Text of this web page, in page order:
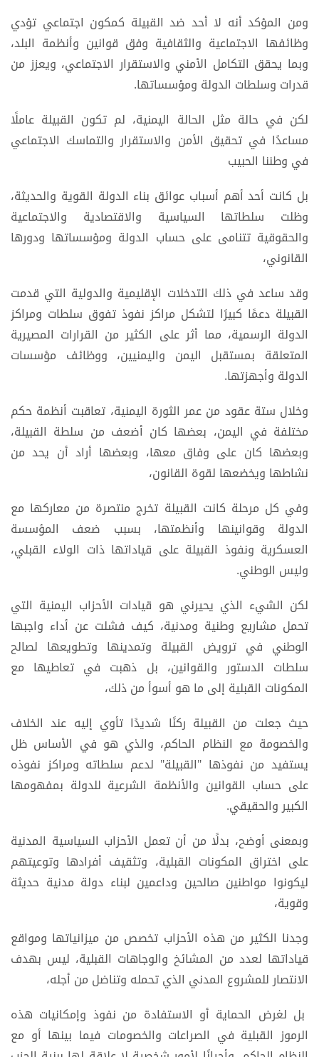
ومن المؤكد أنه لا أحد ضد القبيلة كمكون اجتماعي تؤدي
وظائفها الاجتماعية والثقافية وفق قوانين وأنظمة البلد،
وبما يحقق التكامل الأمني والاستقرار الاجتماعي، ويعزز من
قدرات وسلطات الدولة ومؤسساتها.
لكن في حالة مثل الحالة اليمنية، لم تكون القبيلة عاملًا
مساعدًا في تحقيق الأمن والاستقرار والتماسك الاجتماعي
في وطننا الحبيب
بل كانت أحد أهم أسباب عوائق بناء الدولة القوية والحديثة،
وظلت سلطاتها السياسية والاقتصادية والاجتماعية
والحقوقية تتنامى على حساب الدولة ومؤسساتها ودورها
القانوني،
وقد ساعد في ذلك التدخلات الإقليمية والدولية التي قدمت
القبيلة دعمًا كبيرًا لتشكل مراكز نفوذ تفوق سلطات ومراكز
الدولة الرسمية، مما أثر على الكثير من القرارات المصيرية
المتعلقة بمستقبل اليمن واليمنيين، ووظائف مؤسسات
الدولة وأجهزتها.
وخلال ستة عقود من عمر الثورة اليمنية، تعاقبت أنظمة حكم
مختلفة في اليمن، بعضها كان أضعف من سلطة القبيلة،
وبعضها كان على وفاق معها، وبعضها أراد أن يحد من
نشاطها ويخضعها لقوة القانون،
وفي كل مرحلة كانت القبيلة تخرج منتصرة من معاركها مع
الدولة وقوانينها وأنظمتها، بسبب ضعف المؤسسة
العسكرية ونفوذ القبيلة على قياداتها ذات الولاء القبلي،
وليس الوطني.
لكن الشيء الذي يحيرني هو قيادات الأحزاب اليمنية التي
تحمل مشاريع وطنية ومدنية، كيف فشلت عن أداء واجبها
الوطني في ترويض القبيلة وتمدينها وتطويعها لصالح
سلطات الدستور والقوانين، بل ذهبت في تعاطيها مع
المكونات القبلية إلى ما هو أسوأ من ذلك،
حيث جعلت من القبيلة ركنًا شديدًا تأوي إليه عند الخلاف
والخصومة مع النظام الحاكم، والذي هو في الأساس ظل
يستفيد من نفوذها "القبيلة" لدعم سلطاته ومراكز نفوذه
على حساب القوانين والأنظمة الشرعية للدولة بمفهومها
الكبير والحقيقي.
وبمعنى أوضح، بدلًا من أن تعمل الأحزاب السياسية المدنية
على اختراق المكونات القبلية، وتثقيف أفرادها وتوعيتهم
ليكونوا مواطنين صالحين وداعمين لبناء دولة مدنية حديثة
وقوية،
وجدنا الكثير من هذه الأحزاب تخصص من ميزانياتها ومواقع
قياداتها لعدد من المشائخ والوجاهات القبلية، ليس بهدف
الانتصار للمشروع المدني الذي تحمله وتناضل من أجله،
بل لغرض الحماية أو الاستفادة من نفوذ وإمكانيات هذه
الرموز القبلية في الصراعات والخصومات فيما بينها أو مع